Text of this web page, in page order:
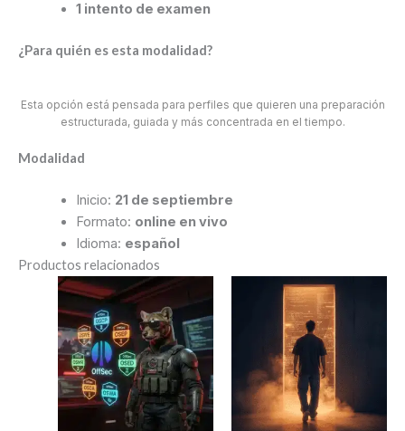
1 intento de examen
¿Para quién es esta modalidad?
Esta opción está pensada para perfiles que quieren una preparación
estructurada, guiada y más concentrada en el tiempo.
Modalidad
Inicio: 21 de septiembre
Formato: online en vivo
Idioma: español
Productos relacionados